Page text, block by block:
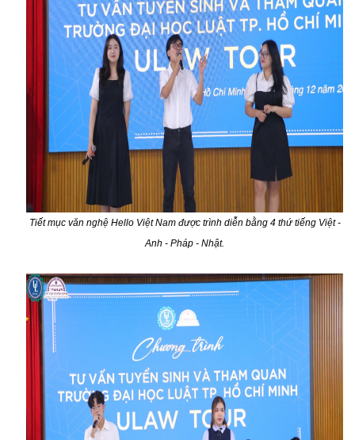
Tiết mục văn nghệ Hello Việt Nam được trình diễn bằng 4 thứ tiếng Việt -
Anh - Pháp - Nhật.